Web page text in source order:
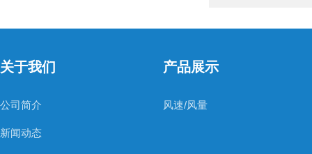
关于我们
公司简介
新闻动态
产品展示
风速/风量